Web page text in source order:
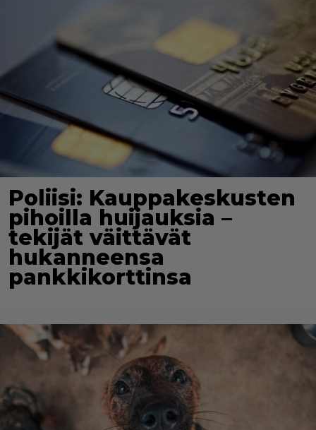
Poliisi: Kauppakeskusten
pihoilla huijauksia –
tekijät väittävät
hukanneensa
pankkikorttinsa